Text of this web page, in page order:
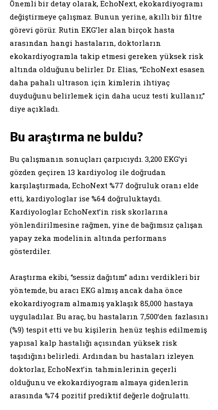
Önemli bir detay olarak, EchoNext, ekokardiyogramı
değiştirmeye çalışmaz. Bunun yerine, akıllı bir filtre
görevi görür. Rutin EKG’ler alan birçok hasta
arasından hangi hastaların, doktorların
ekokardiyogramla takip etmesi gereken yüksek risk
altında olduğunu belirler. Dr. Elias, “EchoNext esasen
daha pahalı ultrason için kimlerin ihtiyaç
duyduğunu belirlemek için daha ucuz testi kullanır,”
diye açıkladı.
Bu araştırma ne buldu?
Bu çalışmanın sonuçları çarpıcıydı. 3,200 EKG’yi
gözden geçiren 13 kardiyolog ile doğrudan
karşılaştırmada, EchoNext %77 doğruluk oranı elde
etti, kardiyologlar ise %64 doğruluktaydı.
Kardiyologlar EchoNext’in risk skorlarına
yönlendirilmesine rağmen, yine de bağımsız çalışan
yapay zeka modelinin altında performans
gösterdiler.
Araştırma ekibi, “sessiz dağıtım” adını verdikleri bir
yöntemde, bu aracı EKG almış ancak daha önce
ekokardiyogram almamış yaklaşık 85,000 hastaya
uyguladılar. Bu araç, bu hastaların 7,500’den fazlasını
(%9) tespit etti ve bu kişilerin henüz teşhis edilmemiş
yapısal kalp hastalığı açısından yüksek risk
taşıdığını belirledi. Ardından bu hastaları izleyen
doktorlar, EchoNext’in tahminlerinin geçerli
olduğunu ve ekokardiyogram almaya gidenlerin
arasında %74 pozitif prediktif değerle doğrulattı.